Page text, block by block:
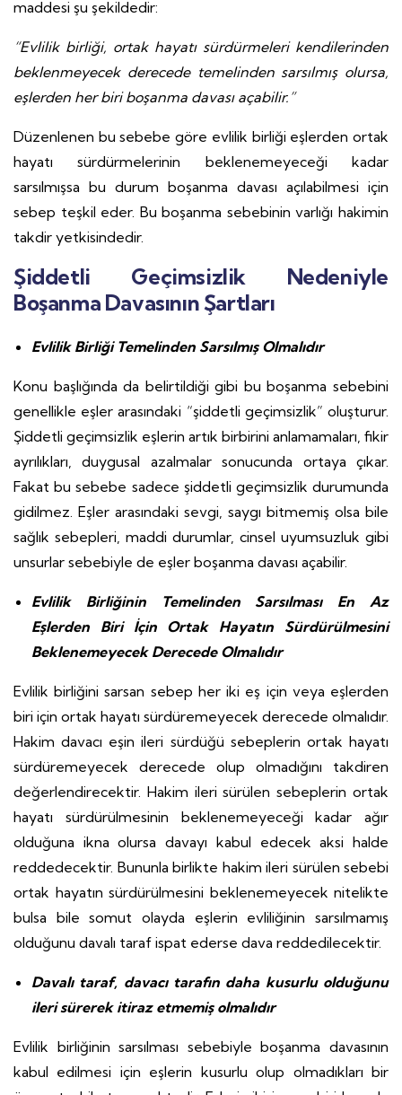
maddesi şu şekildedir:
“Evlilik birliği, ortak hayatı sürdürmeleri kendilerinden
beklenmeyecek derecede temelinden sarsılmış olursa,
eşlerden her biri boşanma davası açabilir.”
Düzenlenen bu sebebe göre evlilik birliği eşlerden ortak
hayatı sürdürmelerinin beklenemeyeceği kadar
sarsılmışsa bu durum boşanma davası açılabilmesi için
sebep teşkil eder. Bu boşanma sebebinin varlığı hakimin
takdir yetkisindedir.
Şiddetli Geçimsizlik Nedeniyle
Boşanma Davasının Şartları
Evlilik Birliği Temelinden Sarsılmış Olmalıdır
Konu başlığında da belirtildiği gibi bu boşanma sebebini
genellikle eşler arasındaki “şiddetli geçimsizlik” oluşturur.
Şiddetli geçimsizlik eşlerin artık birbirini anlamamaları, fikir
ayrılıkları, duygusal azalmalar sonucunda ortaya çıkar.
Fakat bu sebebe sadece şiddetli geçimsizlik durumunda
gidilmez. Eşler arasındaki sevgi, saygı bitmemiş olsa bile
sağlık sebepleri, maddi durumlar, cinsel uyumsuzluk gibi
unsurlar sebebiyle de eşler boşanma davası açabilir.
Evlilik Birliğinin Temelinden Sarsılması En Az
Eşlerden Biri İçin Ortak Hayatın Sürdürülmesini
Beklenemeyecek Derecede Olmalıdır
Evlilik birliğini sarsan sebep her iki eş için veya eşlerden
biri için ortak hayatı sürdüremeyecek derecede olmalıdır.
Hakim davacı eşin ileri sürdüğü sebeplerin ortak hayatı
sürdüremeyecek derecede olup olmadığını takdiren
değerlendirecektir. Hakim ileri sürülen sebeplerin ortak
hayatı sürdürülmesinin beklenemeyeceği kadar ağır
olduğuna ikna olursa davayı kabul edecek aksi halde
reddedecektir. Bununla birlikte hakim ileri sürülen sebebi
ortak hayatın sürdürülmesini beklenemeyecek nitelikte
bulsa bile somut olayda eşlerin evliliğinin sarsılmamış
olduğunu davalı taraf ispat ederse dava reddedilecektir.
Davalı taraf, davacı tarafın daha kusurlu olduğunu
ileri sürerek itiraz etmemiş olmalıdır
Evlilik birliğinin sarsılması sebebiyle boşanma davasının
kabul edilmesi için eşlerin kusurlu olup olmadıkları bir